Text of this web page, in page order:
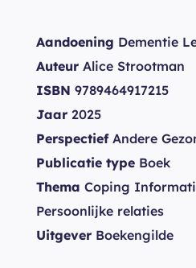
Aandoening Dementie
Auteur Alice Strootman
ISBN 9789464917215
Jaar 2025
PerspectiefAndere
Publicatie type Boek
Thema Coping
Persoonlijke relaties
Uitgever Boekengilde